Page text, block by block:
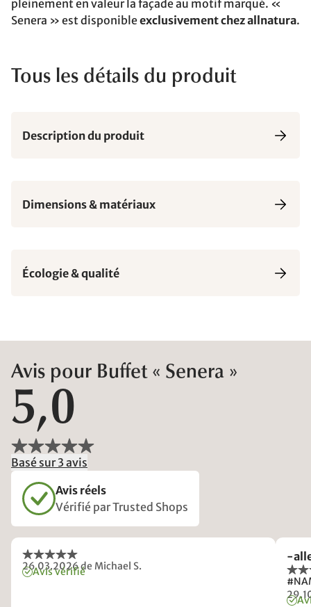
pleinement en valeur la façade au motif marqué. «
Senera » est disponibleexclusivement chez allnatura.
Tous les détails du produit
Description du produit
Dimensions & matériaux
Écologie & qualité
Avis pour Buffet « Senera »
5,0
Basé sur 3 avis
Avis réels
Vérifié par Trusted Shops
26.03.2026de Michael S.
Avis vérifié
-